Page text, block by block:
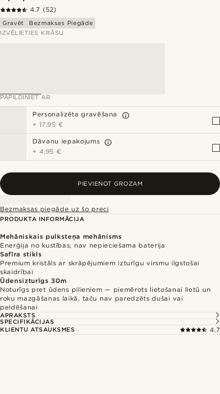
4.7 (52)
Gravēt
Bezmaksas Piegāde
IZVĒLIETIES KRĀSU
PAPILDINIET AR
Personalizēta gravēšana
+ 17,95 €
Dāvanu iepakojums
+ 4,95 €
PIEVIENOT GROZAM
Bezmaksas piegāde uz šo preci
PRODUKTA INFORMĀCIJA
Mehāniskais pulksteņa mehānisms
Enerģija no kustības, nav nepieciešama baterija
Safīra stikls
Premium kristāls ar skrāpējumiem izturīgu virsmu ilgstošai
skaidrībai
Ūdensizturīgs 30m
Noturīgs pret ūdens pilieniem — piemērots lietošanai lietū un
roku mazgāšanas laikā, taču nav paredzēts dušai vai
peldēšanai
APRAKSTS
SPECIFIKĀCIJAS
KLIENTU ATSAUKSMES
4.7